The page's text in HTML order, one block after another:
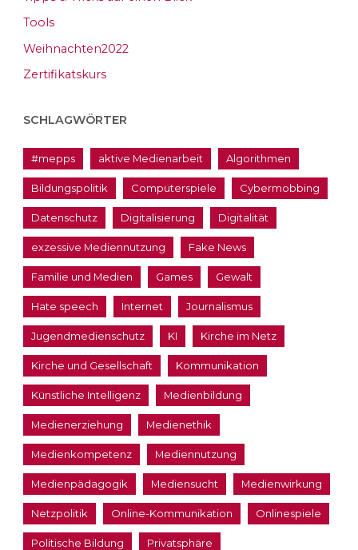
Tools
Weihnachten2022
Zertifikatskurs
SCHLAGWÖRTER
#mepps aktive Medienarbeit Algorithmen
Bildungspolitik Computerspiele Cybermobbing
Datenschutz Digitalisierung Digitalität
exzessive Mediennutzung Fake News
Familie und Medien Games Gewalt
Hate speech Internet Journalismus
Jugendmedienschutz KI Kirche im Netz
Kirche und Gesellschaft Kommunikation
Künstliche Intelligenz Medienbildung
Medienerziehung Medienethik
Medienkompetenz Mediennutzung
Medienpädagogik Mediensucht Medienwirkung
Netzpolitik Online-Kommunikation Onlinespiele
Politische Bildung Privatsphäre